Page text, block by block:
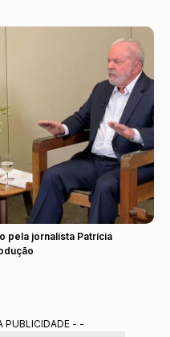
pela jornalista Patrícia
PUBLICIDADE - -